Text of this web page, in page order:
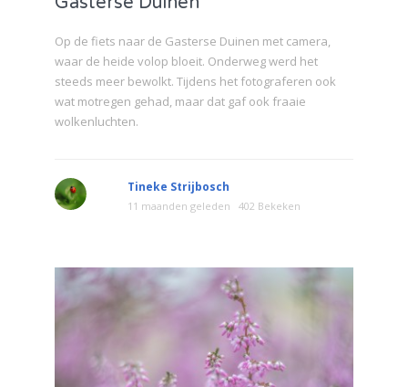
Op de fiets naar de Gasterse Duinen met camera,
waar de heide volop bloeit. Onderweg werd het
steeds meer bewolkt. Tijdens het fotograferen ook
wat motregen gehad, maar dat gaf ook fraaie
wolkenluchten.
Tineke Strijbosch
11 maanden geleden 402 Bekeken